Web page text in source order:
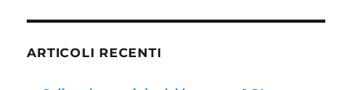
ARTICOLI RECENTI